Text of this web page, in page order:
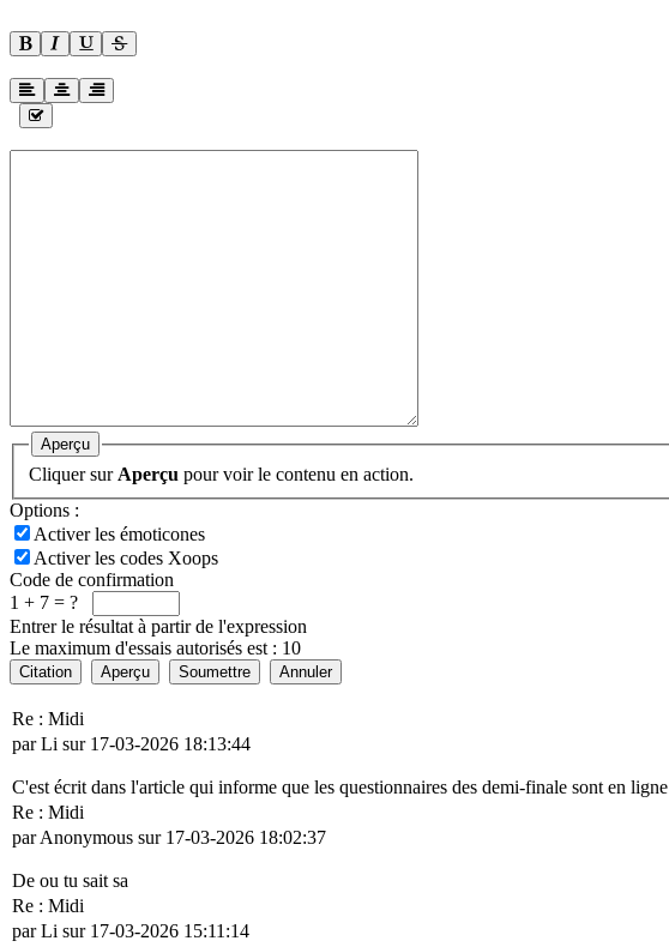
Aperçu
Cliquer sur Aperçu pour voir le contenu en action.
Options :
Activer les émoticones
Activer les codes Xoops
Code de confirmation
1 + 7 = ?
Entrer le résultat à partir de l'expression
Le maximum d'essais autorisés est : 10
Citation Aperçu Soumettre Annuler
Re : Midi
par Li sur 17-03-2026 18:13:44
C'est écrit dans l'article qui informe que les questionnaires des demi-finale sont en ligne
Re : Midi
par Anonymous sur 17-03-2026 18:02:37
De ou tu sait sa
Re : Midi
par Li sur 17-03-2026 15:11:14